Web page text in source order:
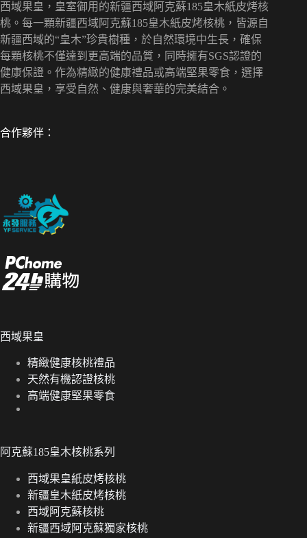
西域果皇，皇室御用的新疆西域阿克蘇185皇木紙皮烤核
桃。每一顆新疆西域阿克蘇185皇木紙皮烤核桃，皆源自
新疆西域的“皇木”珍貴樹種，於自然環境中生長，確保
每顆核桃不僅達到更高端的品質，同時擁有SGS認證的
健康保證。作為精緻的健康禮品或高端堅果零食，選擇
西域果皇，享受自然、健康與奢華的完美結合。
合作夥伴：
西域果皇
精緻健康核桃禮品
天然有機認證核桃
高端健康堅果零食
阿克蘇185皇木核桃系列
西域果皇紙皮烤核桃
新疆皇木紙皮烤核桃
西域阿克蘇核桃
新疆西域阿克蘇獨家核桃